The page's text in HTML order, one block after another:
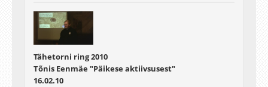
Tähetorni ring 2010
Tõnis Eenmäe "Päikese aktiivsusest"
16.02.10